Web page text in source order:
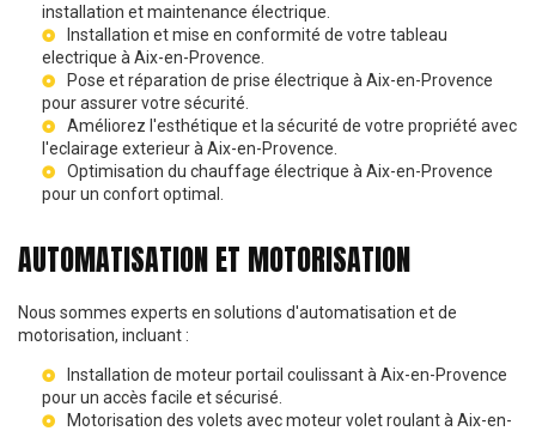
installation et maintenance électrique.
Installation et mise en conformité de votre tableau
electrique à Aix-en-Provence
Pose et réparation de prise électrique à Aix-en-Provence
pour assurer votre sécurité.
Améliorez l'esthétique et la sécurité de votre propriété avec
l'eclairage exterieur à Aix-en-Provence
Optimisation du chauffage électrique à Aix-en-Provence
pour un confort optimal.
AUTOMATISATION ET MOTORISATION
Nous sommes experts en solutions d'automatisation et de
motorisation, incluant :
Installation de moteur portail coulissant à Aix-en-Provence
pour un accès facile et sécurisé.
Motorisation des volets avecmoteur volet roulant à Aix-en-